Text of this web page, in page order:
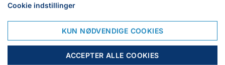
6950 Ringkøbing
Tlf.:
+45 97 31 13 11
fiskenet@frydendahl.com
Cookie indstillinger
KUN NØDVENDIGE COOKIES
ACCEPTER ALLE COOKIES